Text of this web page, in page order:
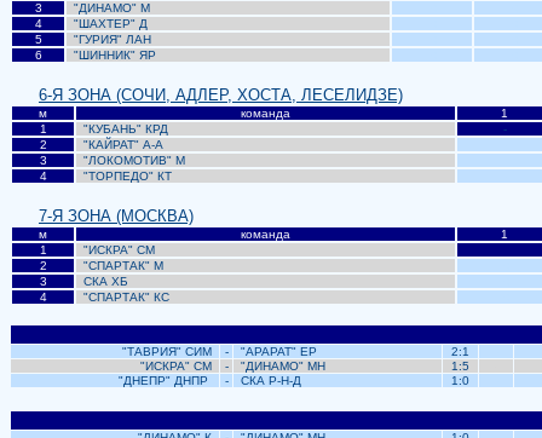
3
"ДИНАМО" М
4
"ШАХТЕР" Д
5
"ГУРИЯ" ЛАН
6
"ШИННИК" ЯР
6-Я ЗОНА (СОЧИ, АДЛЕР, ХОСТА, ЛЕСЕЛИДЗЕ)
м команда
1
1
"КУБАНЬ" КРД
-
2
"КАЙРАТ" А-А
3
"ЛОКОМОТИВ" М
4
"ТОРПЕДО" КТ
7-Я ЗОНА (МОСКВА)
м команда
1
1
"ИСКРА" СМ
2
"СПАРТАК" М
3
СКА ХБ
4
"СПАРТАК" КС
"ТАВРИЯ" СИМ - "АРАРАТ" ЕР 2:1
"ИСКРА" СМ
- "ДИНАМО" МН 1:5
"ДНЕПР" ДНПР
- СКА Р-Н-Д 1:0